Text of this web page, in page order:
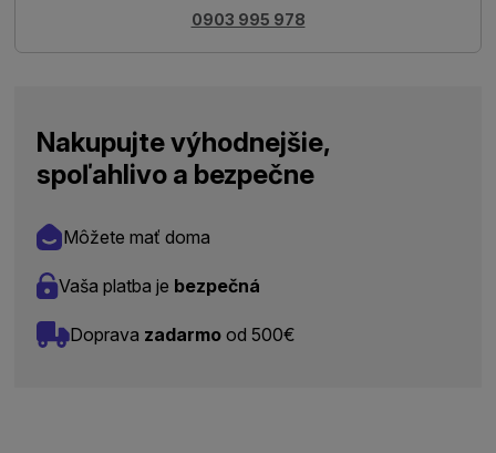
0903 995 978
Nakupujte výhodnejšie,
spoľahlivo a bezpečne
Môžete mať doma
Vaša platba je bezpečná
Doprava zadarmo od 500€